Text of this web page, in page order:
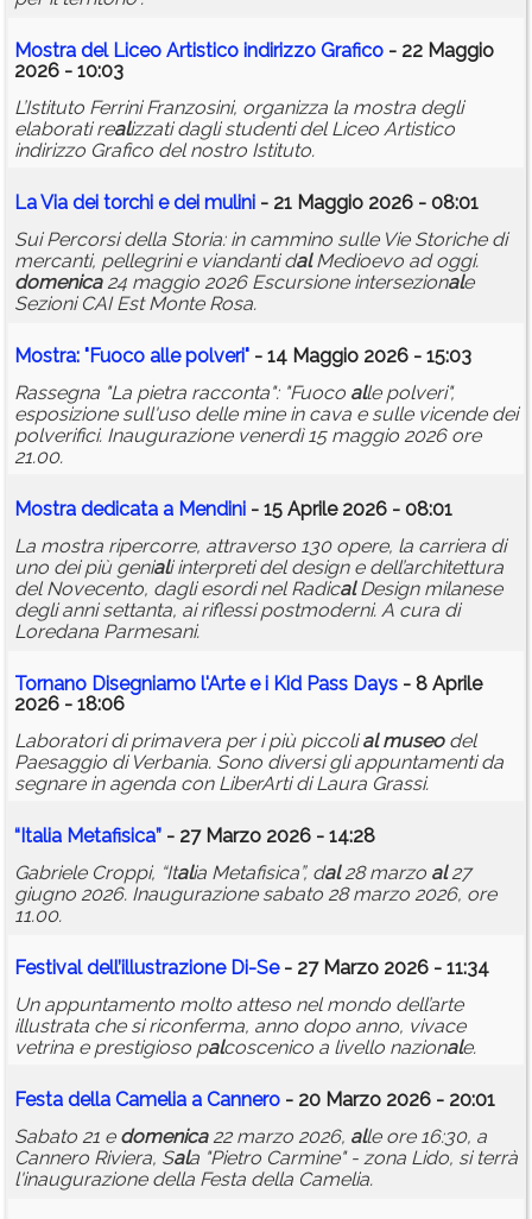
Mostra del Liceo Artistico indirizzo Grafico - 22 Maggio
2026 - 10:03
L’Istituto Ferrini Franzosini, organizza la mostra degli
elaborati realizzati dagli studenti del Liceo Artistico
indirizzo Grafico del nostro Istituto.
La Via dei torchi e dei mulini - 21 Maggio 2026 - 08:01
Sui Percorsi della Storia: in cammino sulle Vie Storiche di
mercanti, pellegrini e viandanti dalMedioevo ad oggi.
domenica24 maggio 2026 Escursione intersezionale
Sezioni CAI Est Monte Rosa.
Mostra: "Fuoco alle polveri" - 14 Maggio 2026 - 15:03
Rassegna "La pietra racconta": "Fuoco alle polveri",
esposizione sull'uso delle mine in cava e sulle vicende dei
polverifici. Inaugurazione venerdì 15 maggio 2026 ore
21.00.
Mostra dedicata a Mendini - 15 Aprile 2026 - 08:01
La mostra ripercorre, attraverso 130 opere, la carriera di
uno dei più geniali interpreti del design e dell’architettura
del Novecento, dagli esordi nel RadicalDesign milanese
degli anni settanta, ai riflessi postmoderni. A cura di
Loredana Parmesani.
Tornano Disegniamo l'Arte e i Kid Pass Days - 8 Aprile
2026 - 18:06
Laboratori di primavera per i più piccolial museodel
Paesaggio di Verbania. Sono diversi gli appuntamenti da
segnare in agenda con LiberArti di Laura Grassi.
“Italia Metafisica” - 27 Marzo 2026 - 14:28
Gabriele Croppi, “Italia Metafisica”, dal28 marzo al27
giugno 2026. Inaugurazione sabato 28 marzo 2026, ore
11.00.
Festivaldell’illustrazione Di-Se- 27 Marzo 2026 - 11:34
Un appuntamento molto atteso nel mondo dell’arte
illustrata che si riconferma, anno dopo anno, vivace
vetrina e prestigioso palcoscenico a livello nazionale.
Festa della Camelia a Cannero - 20 Marzo 2026 - 20:01
Sabato 21 e domenica22 marzo 2026, alle ore 16:30, a
Cannero Riviera, Sala "Pietro Carmine" - zona Lido, si terrà
l'inaugurazione della Festa della Camelia.